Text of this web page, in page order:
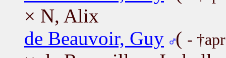
× N, Alix
de Beauvoir, Guy ( -